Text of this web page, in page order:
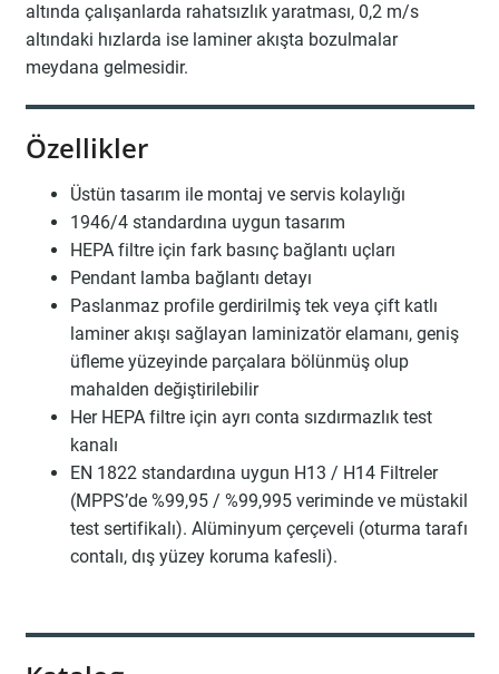
altında çalışanlarda rahatsızlık yaratması, 0,2 m/s
altındaki hızlarda ise laminer akışta bozulmalar
meydana gelmesidir.
Özellikler
Üstün tasarım ile montaj ve servis kolaylığı
1946/4 standardına uygun tasarım
HEPA filtre için fark basınç bağlantı uçları
Pendant lamba bağlantı detayı
Paslanmaz profile gerdirilmiş tek veya çift katlı
laminer akışı sağlayan laminizatör elamanı, geniş
üfleme yüzeyinde parçalara bölünmüş olup
mahalden değiştirilebilir
Her HEPA filtre için ayrı conta sızdırmazlık test
kanalı
EN 1822 standardına uygun H13 / H14 Filtreler
(MPPS’de %99,95 / %99,995 veriminde ve müstakil
test sertifikalı). Alüminyum çerçeveli (oturma tarafı
contalı, dış yüzey koruma kafesli).